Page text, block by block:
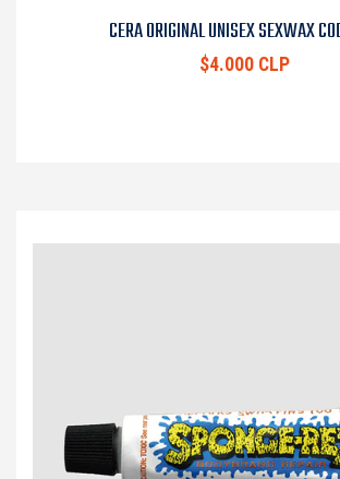
CERA ORIGINAL UNISEX SEXWAX
$4.000 CLP